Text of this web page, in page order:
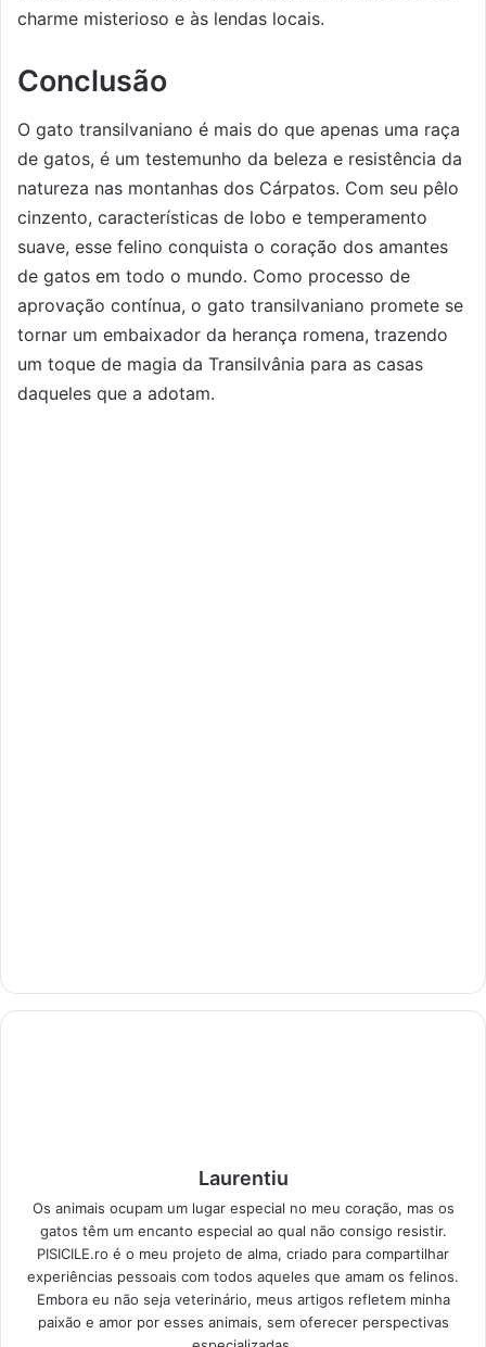
charme misterioso e às lendas locais.
Conclusão
O gato transilvaniano é mais do que apenas uma raça
de gatos, é um testemunho da beleza e resistência da
natureza nas montanhas dos Cárpatos. Com seu pêlo
cinzento, características de lobo e temperamento
suave, esse felino conquista o coração dos amantes
de gatos em todo o mundo. Como processo de
aprovação contínua, o gato transilvaniano promete se
tornar um embaixador da herança romena, trazendo
um toque de magia da Transilvânia para as casas
daqueles que a adotam.
Laurentiu
Os animais ocupam um lugar especial no meu coração, mas os
gatos têm um encanto especial ao qual não consigo resistir.
PISICILE.ro é o meu projeto de alma, criado para compartilhar
experiências pessoais com todos aqueles que amam os felinos.
Embora eu não seja veterinário, meus artigos refletem minha
paixão e amor por esses animais, sem oferecer perspectivas